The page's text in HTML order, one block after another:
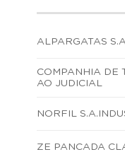
ALPARGATAS
COMPANHIA DE
AO JUDICIAL
NORFIL
ZE PANCADA